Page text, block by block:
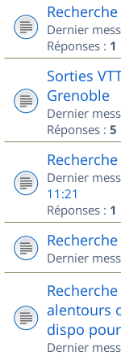
Dernier
Réponses : 1
Sorties
Grenoble
Dernier
Réponses : 5
Dernier
11:21
Réponses : 1
Dernier
alentours
dispo
Dernier